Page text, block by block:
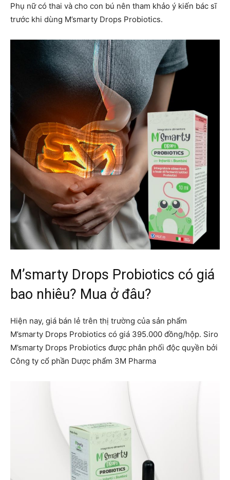
Phụ nữ có thai và cho con bú nên tham khảo ý kiến bác sĩ
trước khi dùng M’smarty Drops Probiotics.
M’smarty Drops Probiotics có giá
bao nhiêu? Mua ở đâu?
Hiện nay, giá bán lẻ trên thị trường của sản phẩm
M’smarty Drops Probiotics có giá 395.000 đồng/hộp. Siro
M’smarty Drops Probiotics được phân phối độc quyền bởi
Công ty cổ phần Dược phẩm 3M Pharma